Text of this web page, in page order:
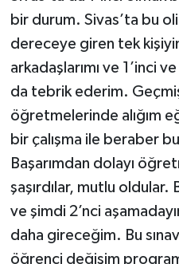
bir durum. Sivas’ta bu
dereceye giren tek
arkadaşlarımı ve 1’inci
da tebrik ederim.
öğretmelerinde alığım
bir çalışma ile beraber
Başarımdan dolayı
şaşırdılar, mutlu oldular.
ve şimdi 2’nci
daha gireceğim. Bu
öğrenci değişim